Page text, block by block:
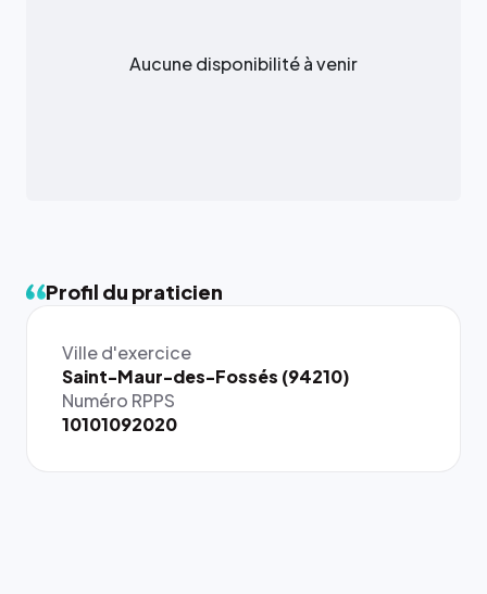
Aucune disponibilité à venir
Profil du praticien
Ville d'exercice
Saint-Maur-des-Fossés (94210)
Numéro RPPS
10101092020
{# 40×40
: la taille
rendue par
`.profile-